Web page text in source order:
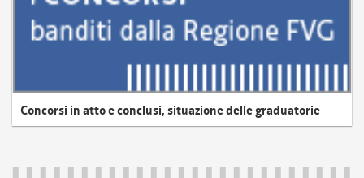
Concorsi in atto e conclusi, situazione delle graduatorie